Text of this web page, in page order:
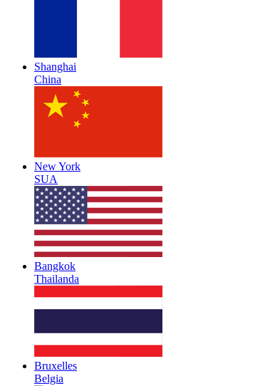
Shanghai
China
New York
SUA
Bangkok
Thailanda
Bruxelles
Belgia